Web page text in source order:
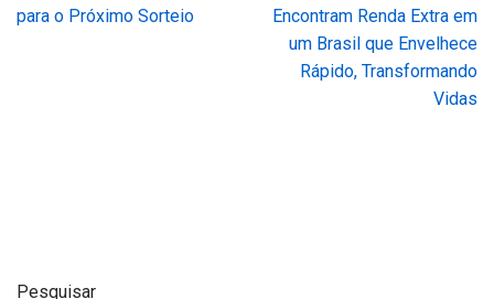
para o Próximo Sorteio
Encontram Renda Extra em
um Brasil que Envelhece
Rápido, Transformando
Vidas
Pesquisar